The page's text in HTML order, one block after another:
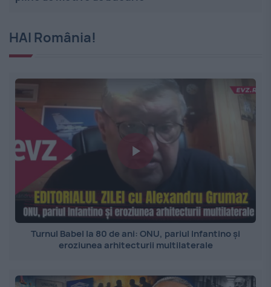
HAI România!
Turnul Babel la 80 de ani: ONU, pariul Infantino și
eroziunea arhitecturii multilaterale